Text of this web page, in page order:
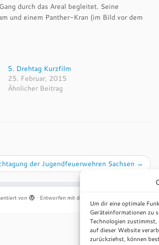
Um dir eine optimale
Geräteinformationen zu
Technologien
auf dieser Website
zurückziehst, können
durch das Areal begleitet. Seine
und einem Panther-Kran (im Bild vor dem
5. Drehtag Kurzfilm
25. Februar, 2015
Ähnlicher Beitrag
der Jugendfeuerwehren Sachsen →
von · Entworfen mit dem